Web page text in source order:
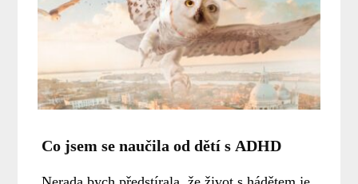
Co jsem se naučila od dětí s ADHD